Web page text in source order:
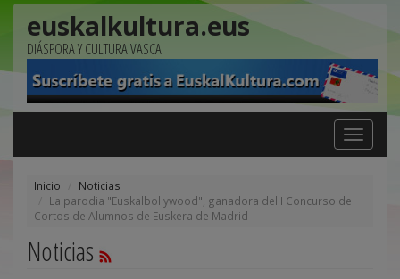
euskalkultura.eus
DIÁSPORA Y CULTURA VASCA
Toggle
navigation
Inicio
Noticias
La parodia "Euskalbollywood", ganadora del I Concurso de
Cortos de Alumnos de Euskera de Madrid
Noticias